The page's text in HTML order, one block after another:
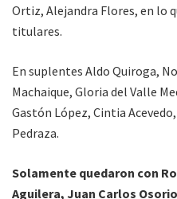
Ortiz, Alejandra Flores, en lo
titulares.
En suplentes Aldo Quiroga,
Machaique, Gloria del Valle
Gastón López, Cintia
Pedraza.
Solamente quedaron con
Aguilera, Juan Carlos